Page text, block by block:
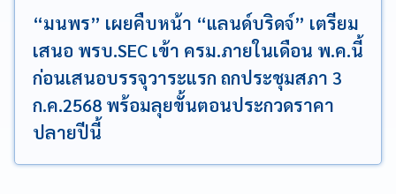
“มนพร” เผยคืบหน้า “แลนด์บริดจ์” เตรียม
เสนอ พรบ.SEC เข้า ครม.ภายในเดือน พ.ค.นี้
ก่อนเสนอบรรจุวาระแรก ถกประชุมสภา 3
ก.ค.2568 พร้อมลุยขั้นตอนประกวดราคา
ปลายปีนี้